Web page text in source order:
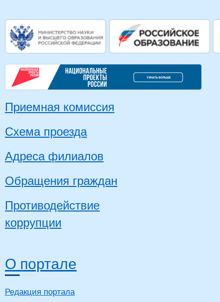
Приемная комиссия
Схема проезда
Адреса филиалов
Обращения граждан
Противодействие
коррупции
О портале
Редакция портала